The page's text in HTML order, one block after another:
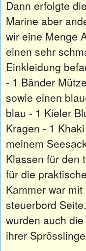
Dann erfolgte
Marine aber
wir eine Menge
einen sehr
Einkleidung
- 1 Bänder
sowie einen
blau - 1 Kieler
Kragen - 1
meinem
Klassen für den
für die
Kammer war
steuerbord
wurden auch
ihrer